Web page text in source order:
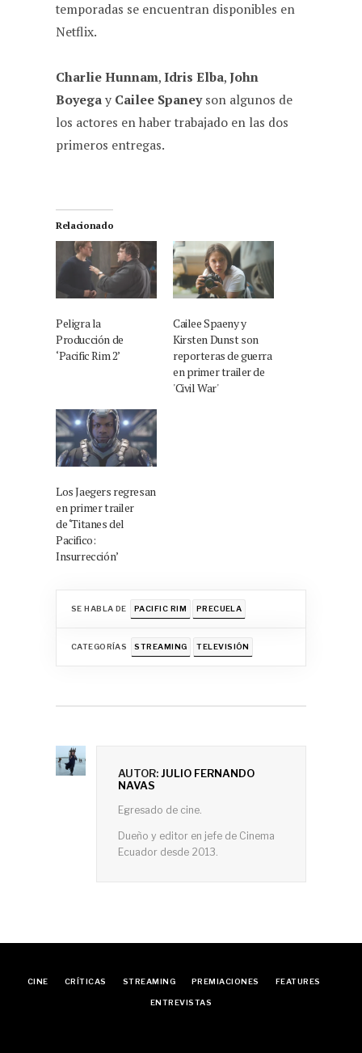
temporadas se encuentran disponibles en
Netflix.
Charlie Hunnam,Idris Elba,John
Boyegay Cailee Spaneyson algunos de
los actores en haber trabajado en las dos
primeros entregas.
Relacionado
Peligra la
Producción de
‘Pacific Rim 2’
Cailee Spaeny y
Kirsten Dunst son
reporteras de guerra
en primer trailer de
'Civil War'
Los Jaegers regresan
en primer trailer
de ‘Titanes del
Pacifico:
Insurrección’
SE HABLA DE PACIFIC RIM PRECUELA
CATEGORÍAS STREAMING TELEVISIÓN
AUTOR:JULIO FERNANDO
NAVAS
Egresado de cine.
Dueño y editor en jefe de Cinema
Ecuador desde 2013.
CINE CRÍTICAS STREAMING PREMIACIONES FEATURES
ENTREVISTAS